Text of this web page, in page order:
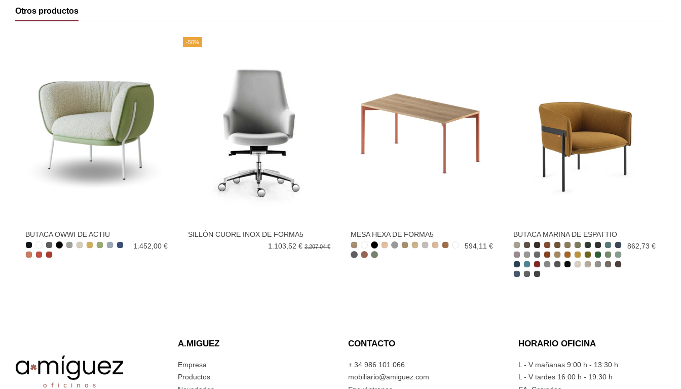
Otros productos
BUTACA OWWI DE ACTIU
1.452,00 €
-50%
SILLÓN CUORE INOX DE FORMA5
1.103,52 € 2.207,04 €
MESA HEXA DE FORMA5
594,11 €
BUTACA MARINA DE ESPATTIO
862,73 €
A.MIGUEZ
Empresa
Productos
CONTACTO
+ 34 986 101 066
mobiliario@amiguez.com
HORARIO OFICINA
L - V mañanas 9:00 h - 13:30 h
L - V tardes 16:00 h - 19:30 h